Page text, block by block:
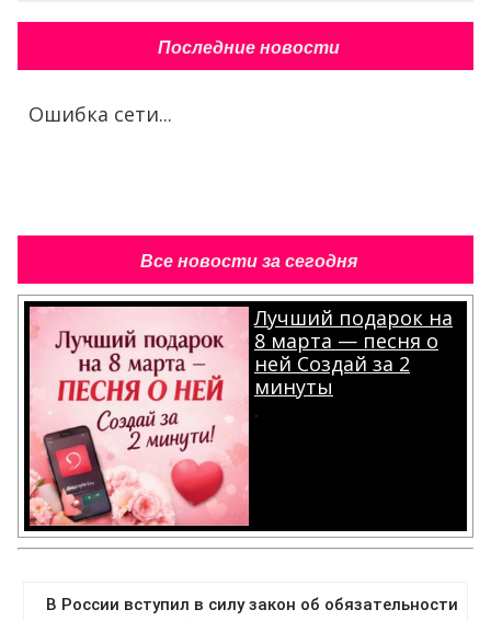
Последние новости
Ошибка сети...
Все новости за сегодня
Лучший подарок на
8 марта — песня о
ней Создай за 2
минуты
.